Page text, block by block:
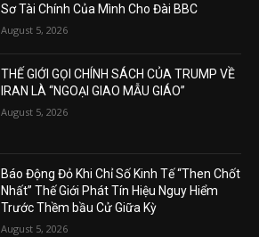
Sơ Tài Chính Của Mình Cho Đài BBC
August 5, 2026
THẾ GIỚI GỌI CHÍNH SÁCH CỦA TRUMP VỀ
IRAN LÀ “NGOẠI GIAO MẪU GIÁO”
August 5, 2026
Báo Động Đỏ Khi Chỉ Số Kinh Tế “Then Chốt
Nhất” Thế Giới Phát Tín Hiệu Nguy Hiểm
Trước Thềm bầu Cử Giữa Kỳ
August 5, 2026